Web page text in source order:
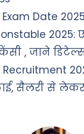
Exam Date 2025
, जाने
Recruitment
सैलरी से लेकर